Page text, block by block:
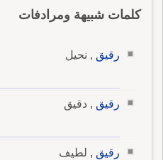
كلمات شبيهة ومرادفات
رقيق , نحيل
رقيق , دقيق
رقيق , لطيف